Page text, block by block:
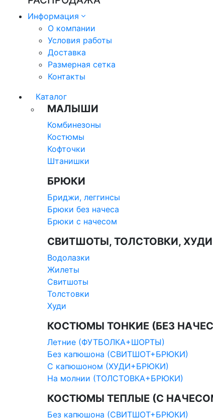
Информация
О компании
Условия работы
Доставка
Размерная сетка
Контакты
Каталог
МАЛЫШИ
Комбинезоны
Костюмы
Кофточки
Штанишки
БРЮКИ
Бриджи, леггинсы
Брюки без начеса
Брюки с начесом
СВИТШОТЫ, ТОЛСТОВКИ, ХУДИ
Водолазки
Жилеты
Свитшоты
Толстовки
Худи
КОСТЮМЫ ТОНКИЕ (БЕЗ
Летние (ФУТБОЛКА+ШОРТЫ)
Без капюшона (СВИТШОТ+БРЮКИ)
С капюшоном (ХУДИ+БРЮКИ)
На молнии (ТОЛСТОВКА+БРЮКИ)
КОСТЮМЫ ТЕПЛЫЕ (С
Без капюшона (СВИТШОТ+БРЮКИ)